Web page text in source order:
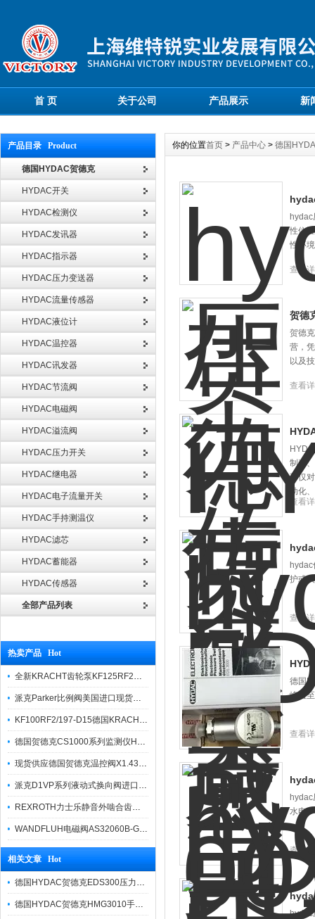
首 页 关于公司 产品展示 新
产品目录 Product
德国HYDAC贺德克
HYDAC开关
HYDAC检测仪
HYDAC发讯器
HYDAC指示器
HYDAC压力变送器
HYDAC流量传感器
HYDAC液位计
HYDAC温控器
HYDAC讯发器
HYDAC节流阀
HYDAC电磁阀
HYDAC溢流阀
HYDAC压力开关
HYDAC继电器
HYDAC电子流量开关
HYDAC手持测温仪
HYDAC滤芯
HYDAC蓄能器
HYDAC传感器
全部产品列表
热卖产品 Hot
全新KRACHT齿轮泵KF125RF2选型样本
派克Parker比例阀美国进口现货报价
KF100RF2/197-D15德国KRACHT克拉克原装齿轮泵
德国贺德克CS1000系列监测仪HYDAC
现货供应德国贺德克温控阀X1.437.25.100
派克D1VP系列液动式换向阀进口产品报价
REXROTH力士乐静音外啮合齿轮泵AZPT现货
WANDFLUH电磁阀AS32060B-G24授权代理商
相关文章 Hot
德国HYDAC贺德克EDS300压力开关简介
德国HYDAC贺德克HMG3010手持测温仪简介
你的位置首页 > 产品中心 > 德国
性位
性环
查看
贺德
贺德
营，
以及
查看
制造
不仅
动化
查看
护或
查看
德国
峰值
查看
水电
查看
hydac